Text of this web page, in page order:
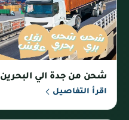
شحن من جدة الي البحرين
اقرأ التفاصيل